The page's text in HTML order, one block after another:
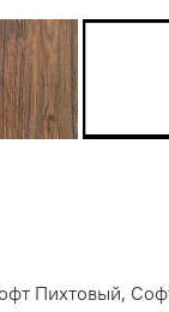
Пихтовый,